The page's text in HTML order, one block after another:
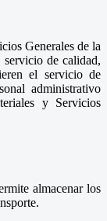
Generales de la
de calidad,
el servicio de
administrativo
y Servicios
almacenar los